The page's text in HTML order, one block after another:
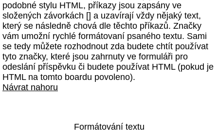
podobné stylu HTML, příkazy jsou zapsány ve
složených závorkách [] a uzavírají vždy nějaký text,
který se následně chová dle těchto příkazů. Značky
vám umožní rychlé formátovaní psaného textu. Sami
se tedy můžete rozhodnout zda budete chtít používat
tyto značky, které jsou zahrnuty ve formuláři pro
odeslání příspěvku či budete používat HTML (pokud je
HTML na tomto boardu povoleno).
Návrat nahoru
Formátování textu